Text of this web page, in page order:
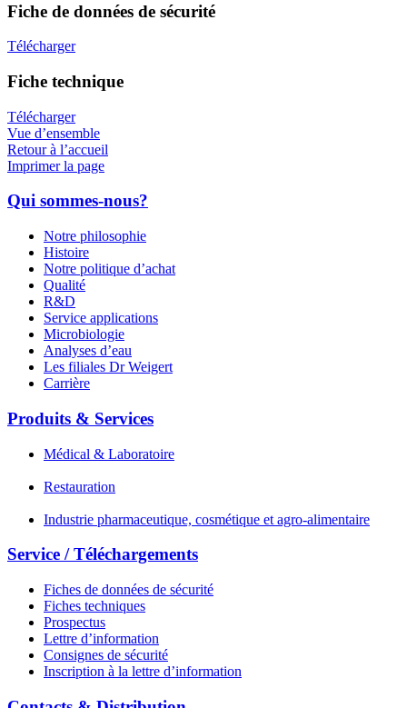
Fiche de données de sécurité
Télécharger
Fiche technique
Télécharger
Vue d’ensemble
Retour à l’accueil
Imprimer la page
Qui sommes-nous?
Notre philosophie
Histoire
Notre politique d’achat
Qualité
R&D
Service applications
Microbiologie
Analyses d’eau
Les filiales Dr Weigert
Carrière
Produits & Services
Médical & Laboratoire
Restauration
Industrie pharmaceutique, cosmétique et agro-alimentaire
Service / Téléchargements
Fiches de données de sécurité
Fiches techniques
Prospectus
Lettre d’information
Consignes de sécurité
Inscription à la lettre d’information